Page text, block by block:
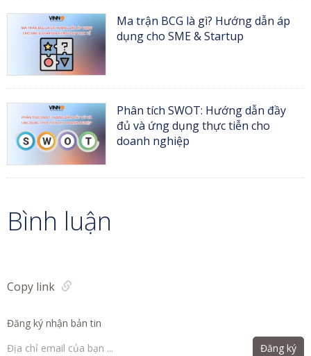
Ma trận BCG là gì? Hướng dẫn áp
dụng cho SME & Startup
Phân tích SWOT: Hướng dẫn đầy
đủ và ứng dụng thực tiễn cho
doanh nghiệp
Bình luận
Copy link
Đăng ký nhận bản tin
Đăng ký